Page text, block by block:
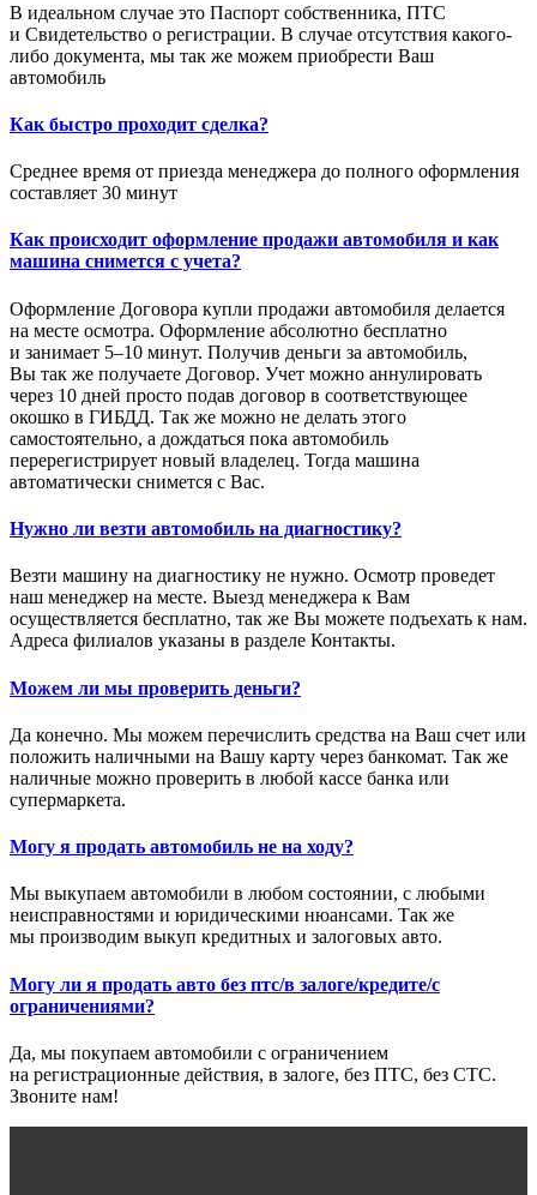
В идеальном случае это Паспорт собственника, ПТС
и Свидетельство о регистрации. В случае отсутствия какого-
либо документа, мы так же можем приобрести Ваш
автомобиль
Как быстро проходит сделка?
Среднее время от приезда менеджера до полного оформления
составляет 30 минут
Как происходит оформление продажи автомобиля и как
машина снимется с учета?
Оформление Договора купли продажи автомобиля делается
на месте осмотра. Оформление абсолютно бесплатно
и занимает 5–10 минут. Получив деньги за автомобиль,
Вы так же получаете Договор. Учет можно аннулировать
через 10 дней просто подав договор в соответствующее
окошко в ГИБДД. Так же можно не делать этого
самостоятельно, а дождаться пока автомобиль
перерегистрирует новый владелец. Тогда машина
автоматически снимется с Вас.
Нужно ли везти автомобиль на диагностику?
Везти машину на диагностику не нужно. Осмотр проведет
наш менеджер на месте. Выезд менеджера к Вам
осуществляется бесплатно, так же Вы можете подъехать к нам.
Адреса филиалов указаны в разделе Контакты.
Можем ли мы проверить деньги?
Да конечно. Мы можем перечислить средства на Ваш счет или
положить наличными на Вашу карту через банкомат. Так же
наличные можно проверить в любой кассе банка или
супермаркета.
Могу я продать автомобиль не на ходу?
Мы выкупаем автомобили в любом состоянии, с любыми
неисправностями и юридическими нюансами. Так же
мы производим выкуп кредитных и залоговых авто.
Могу ли я продать авто без птс/в залоге/кредите/с
ограничениями?
Да, мы покупаем автомобили с ограничением
на регистрационные действия, в залоге, без ПТС, без СТС.
Звоните нам!